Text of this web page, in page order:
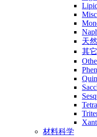
天
其
材料科学